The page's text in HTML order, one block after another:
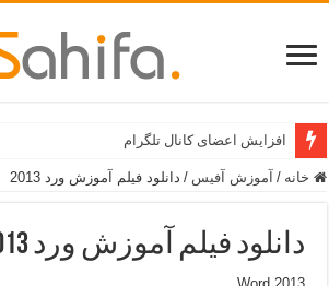
افزایش اعضای کانال تلگرام
خانه / آموزش آفیس / دانلود فیلم آموزش ورد 2013
دانلود فیلم آموزش ورد 2013